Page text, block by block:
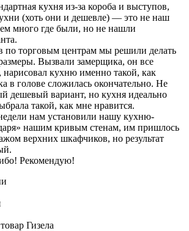
кухня из-за короба и выступов,
(хоть они и дешевле) — это не наш
много где были, но не нашли
по торговым центрам мы решили делать
Вызвали замерщика, он все
нарисовал кухню именно такой, как
в голове сложилась окончательно. Не
дешевый вариант, но кухня идеально
такой, как мне нравится.
нам установили нашу кухню-
нашим кривым стенам, им пришлось
верхних шкафчиков, но результат
Рекомендую!
Гизела